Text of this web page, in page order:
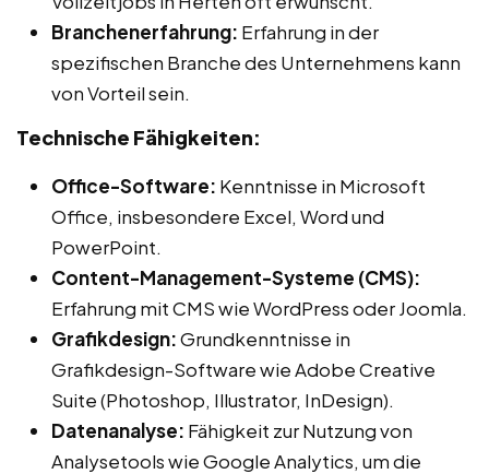
Branchenerfahrung: Erfahrung in der
spezifischen Branche des Unternehmens kann
von Vorteil sein.
Technische Fähigkeiten:
Office-Software: Kenntnisse in Microsoft
Office, insbesondere Excel, Word und
PowerPoint.
Content-Management-Systeme (CMS):
Erfahrung mit CMS wie WordPress oder Joomla.
Grafikdesign:Grundkenntnisse in
Grafikdesign-Software wie Adobe Creative
Suite (Photoshop, Illustrator, InDesign).
Datenanalyse: Fähigkeit zur Nutzung von
Analysetools wie Google Analytics, um die